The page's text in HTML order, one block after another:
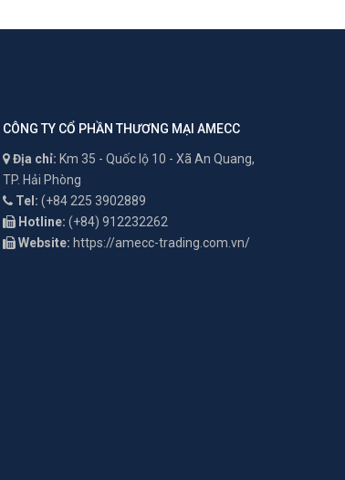
CÔNG TY CỔ PHẦN THƯƠNG MẠI AMECC
Địa chỉ: Km 35 - Quốc lộ 10 - Xã An Quang,
TP. Hải Phòng
Tel: (+84 225 3902889
Hotline: (+84) 912232262
Website: https://amecc-trading.com.vn/